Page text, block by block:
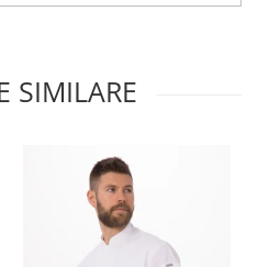
SIMILARE